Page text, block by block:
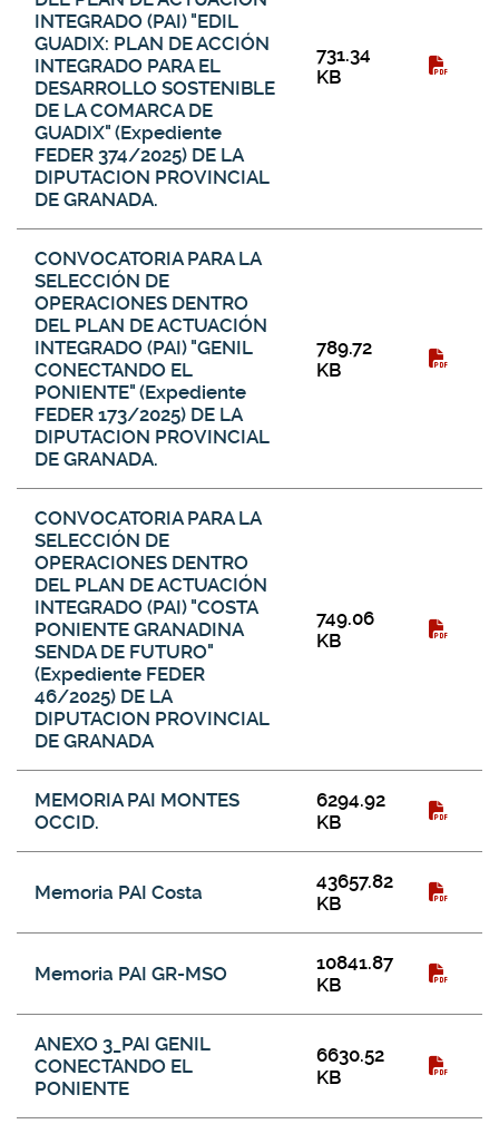
INTEGRADO (PAI) "EDIL
GUADIX: PLAN DE ACCIÓN
INTEGRADO PARA EL
DESARROLLO SOSTENIBLE
DE LA COMARCA DE
GUADIX" (Expediente
FEDER 374/2025) DE LA
DIPUTACION PROVINCIAL
DE GRANADA.
731.34
KB
CONVOCATORIA PARA LA
SELECCIÓN DE
OPERACIONES DENTRO
DEL PLAN DE ACTUACIÓN
INTEGRADO (PAI) "GENIL
CONECTANDO EL
PONIENTE" (Expediente
FEDER 173/2025) DE LA
DIPUTACION PROVINCIAL
DE GRANADA.
789.72
KB
CONVOCATORIA PARA LA
SELECCIÓN DE
OPERACIONES DENTRO
DEL PLAN DE ACTUACIÓN
INTEGRADO (PAI) "COSTA
PONIENTE GRANADINA
SENDA DE FUTURO"
(Expediente FEDER
46/2025) DE LA
DIPUTACION PROVINCIAL
DE GRANADA
749.06
KB
MEMORIA PAI MONTES
OCCID.
6294.92
KB
Memoria PAI Costa
43657.82
KB
Memoria PAI GR-MSO
10841.87
KB
ANEXO 3_PAI GENIL
CONECTANDO EL
PONIENTE
6630.52
KB